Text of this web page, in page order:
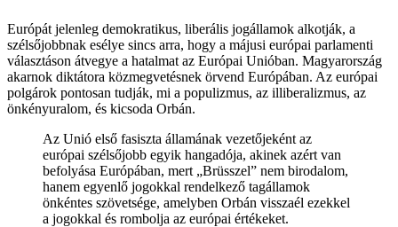
Európát jelenleg demokratikus, liberális jogállamok alkotják, a
szélsőjobbnak esélye sincs arra, hogy a májusi európai parlamenti
választáson átvegye a hatalmat az Európai Unióban. Magyarország
akarnok diktátora közmegvetésnek örvend Európában. Az európai
polgárok pontosan tudják, mi a populizmus, az illiberalizmus, az
önkényuralom, és kicsoda Orbán.
Az Unió első fasiszta államának vezetőjeként az
európai szélsőjobb egyik hangadója, akinek azért van
befolyása Európában, mert „Brüsszel” nem birodalom,
hanem egyenlő jogokkal rendelkező tagállamok
önkéntes szövetsége, amelyben Orbán visszaél ezekkel
a jogokkal és rombolja az európai értékeket.